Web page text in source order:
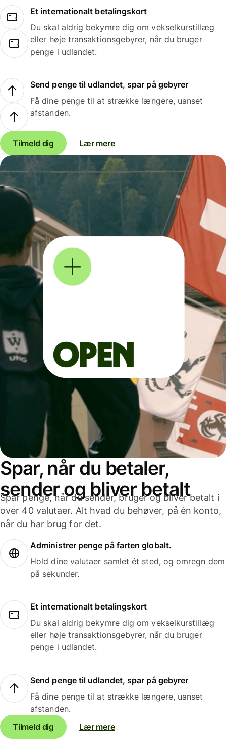
Et internationalt betalingskort
Du skal aldrig bekymre dig om vekselkurstillæg
eller høje transaktionsgebyrer, når du bruger
penge i udlandet.
Send penge til udlandet, spar på gebyrer
Få dine penge til at strække længere, uanset
afstanden.
Tilmeld dig Lær mere
Spar, når du betaler,
sender og bliver betalt
Spar penge, når du sender, bruger og bliver betalt i
over 40 valutaer. Alt hvad du behøver, på én konto,
når du har brug for det.
Administrer penge på farten globalt.
Hold dine valutaer samlet ét sted, og omregn dem
på sekunder.
Et internationalt betalingskort
Du skal aldrig bekymre dig om vekselkurstillæg
eller høje transaktionsgebyrer, når du bruger
penge i udlandet.
Send penge til udlandet, spar på gebyrer
Få dine penge til at strække længere, uanset
afstanden.
Tilmeld dig
Lær mere